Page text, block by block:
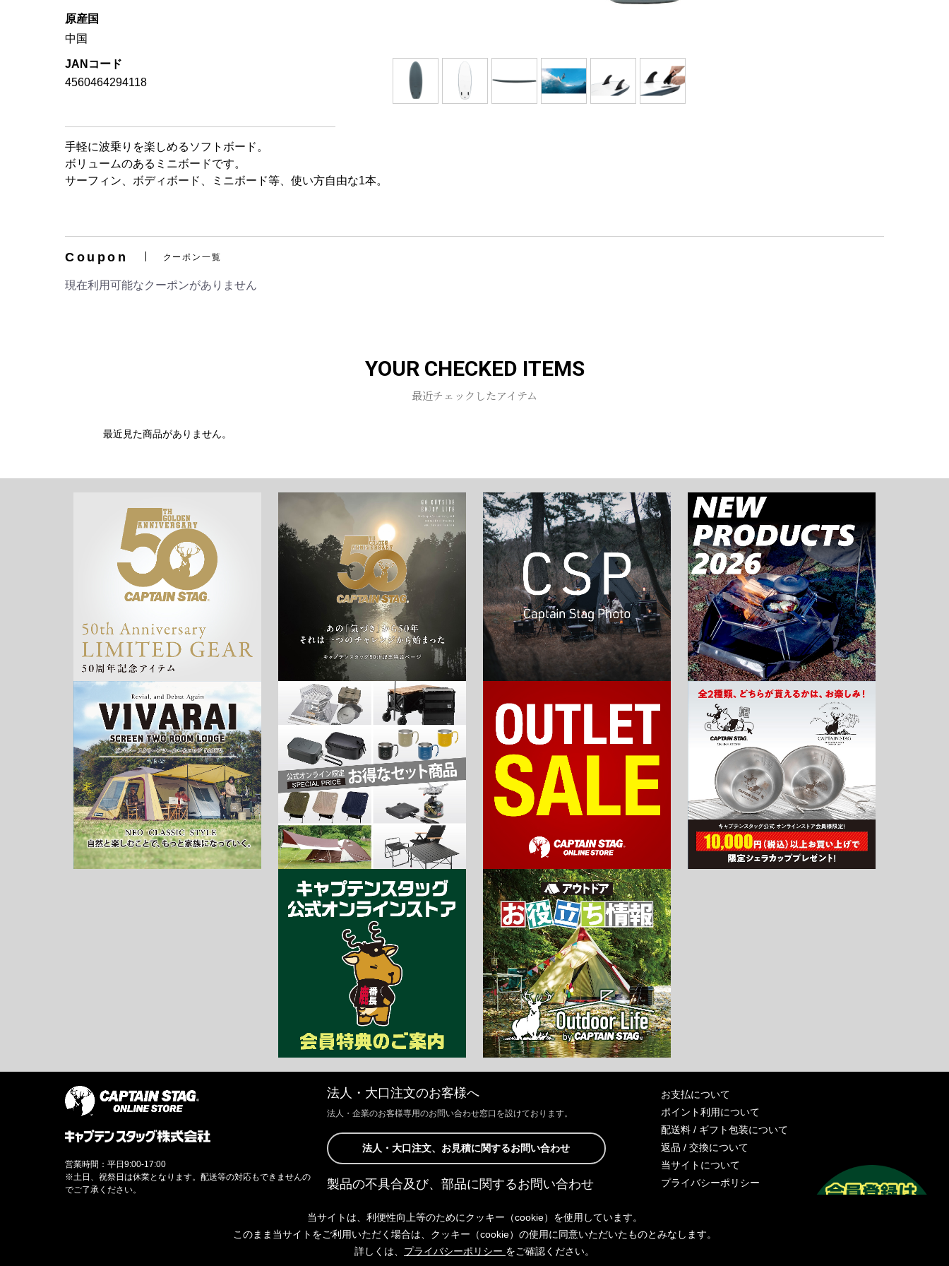
原産国
中国
JANコード
4560464294118
手軽に波乗りを楽しめるソフトボード。
ボリュームのあるミニボードです。
サーフィン、ボディボード、ミニボード等、使い方自由な1本。
Coupon クーポン一覧
現在利用可能なクーポンがありません
YOUR CHECKED ITEMS
最近チェックしたアイテム
最近見た商品がありません。
法人・大口注文のお客様へ
法人・企業のお客様専用のお問い合わせ窓口を設けております。
法人・大口注文、お見積に関するお問い合わせ
製品の不具合及び、部品に関するお問い合わせ
きましては、Webサイトにて承っております。
以下よりご連絡ください。
お支払について
ポイント利用について
配送料 / ギフト包装について
返品 / 交換について
当サイトについて
プライバシーポリシー
お問い合わせ
営業時間：平日9:00-17:00
※土日、祝祭日は休業となります。配送等の対応もできませんの
でご了承ください。
当サイトは、利便性向上等のためにクッキー（cookie）を使用しています。
このまま当サイトをご利用いただく場合は、クッキー（cookie）の使用に同意いただいたものとみなします。
詳しくは、 プライバシーポリシー をご確認ください。